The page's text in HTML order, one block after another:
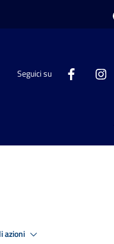
Seguici su
azioni